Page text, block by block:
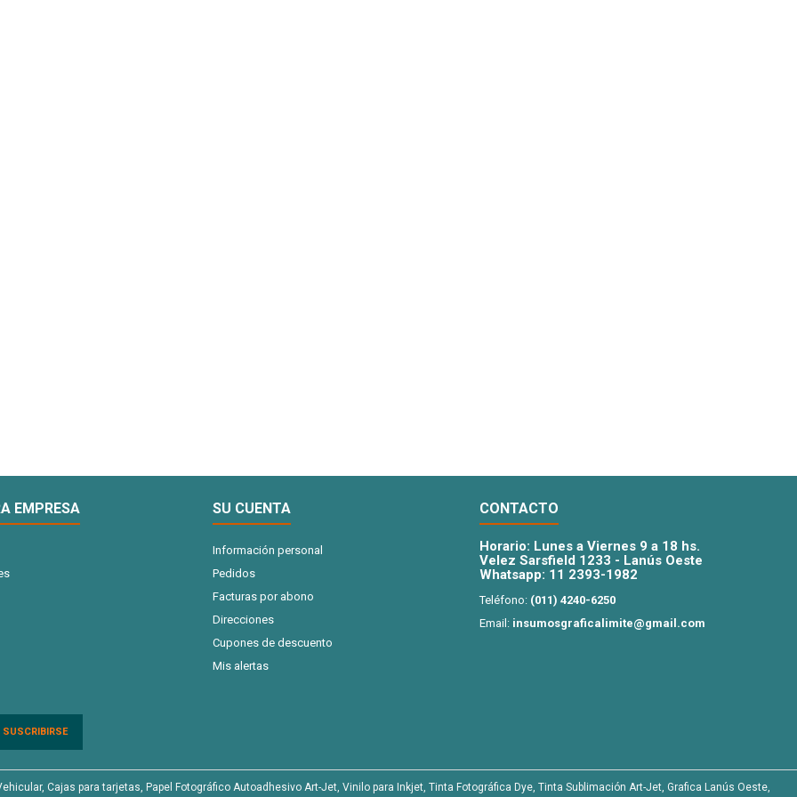
EMPRESA SU CUENTA
Información personal
Pedidos
Facturas por abono
Direcciones
Cupones de descuento
Mis alertas
CONTACTO
Horario: Lunes a Viernes 9 a 18 hs.
Velez Sarsfield 1233 - Lanús Oeste
Whatsapp: 11 2393-1982
Teléfono: (011) 4240-6250
Email: insumosgraficalimite@gmail.com
Cajas para tarjetas, Papel Fotográfico Autoadhesivo Art-Jet, Vinilo para Inkjet, Tinta Fotográfica Dye, Tinta Sublimación Art-Jet, Grafica Lanús Oeste,